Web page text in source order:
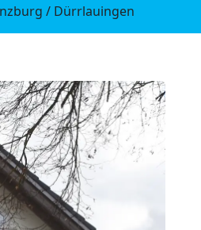
/ Dürrlauingen